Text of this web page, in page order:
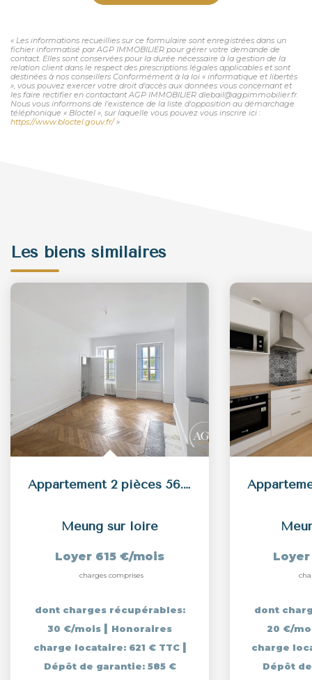
« Les informations recueillies sur ce formulaire sont enregistrées dans un
fichier informatisé par AGP IMMOBILIER pour gérer votre demande de
contact. Elles sont conservées pour la durée nécessaire à la gestion de la
relation client dans le respect des prescriptions légales applicables et sont
destinées à nos conseillers Conformément à la loi « informatique et libertés
», vous pouvez exercer votre droit d'accès aux données vous concernant et
les faire rectifier en contactant AGP IMMOBILIER dlebail@agpimmobilier.fr.
Nous vous informons de l'existence de la liste d'opposition au démarchage
téléphonique « Bloctel », sur laquelle vous pouvez vous inscrire ici :
https://www.bloctel.gouv.fr/»
Les biens similaires
Appartement 2 pièces 56.45 m2 - Proche centre-ville
Meung sur loire
Loyer 615 €/mois
charges comprises
dont charges récupérables:
30 €/mois | Honoraires
charge locataire: 621 € TTC |
Dépôt de garantie: 585 €
dont
20 €/
charge
Dépôt